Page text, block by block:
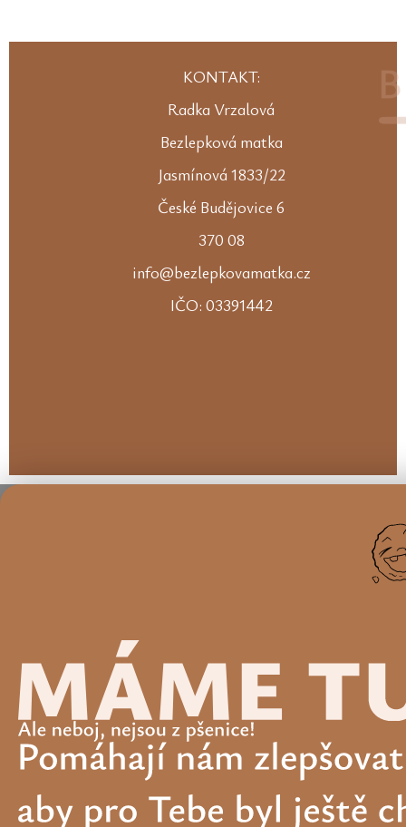
KONTAKT:
Radka Vrzalová
Bezlepková matka
Jasmínová 1833/22
České Budějovice 6
370 08
info@bezlepkovamatka.cz
IČO: 03391442